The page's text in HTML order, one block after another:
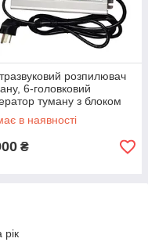
розпилювач
6-головковий
туману з блоком
в наявності
₴
рік